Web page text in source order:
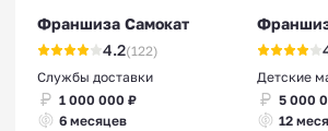
Франшиза Самокат
4.2(122)
Службы доставки
1 000 000 ₽
6 месяцев
Детские
5 000
12